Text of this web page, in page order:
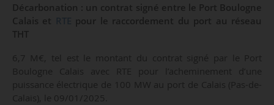
Décarbonation : un contrat signé entre le Port Boulogne
Calais et
pour le raccordement du port au réseau
THT
6,7 M€, tel est le montant du contrat signé par le Port
Boulogne Calais avec RTE pour l’acheminement d’une
puissance électrique de 100 MW au port de Calais (Pas-de-
Calais), le 09/01/2025.